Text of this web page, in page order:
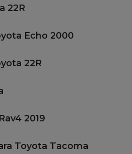
22R
Echo 2000
22R
2019
Toyota Tacoma